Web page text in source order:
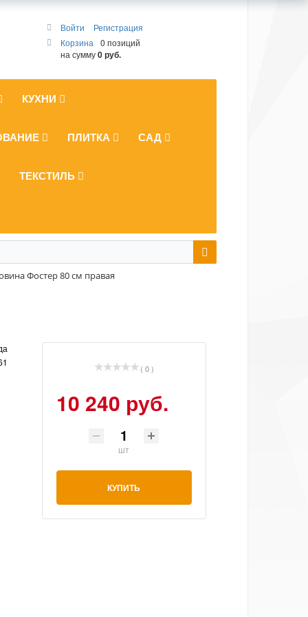
Войти
Регистрация
Корзина
0 позиций
на сумму0 руб.
КУХНИ
ПЛИТКА САД
ТЕКСТИЛЬ
Фостер 80 см правая
( 0 )
10 240 руб.
шт
КУПИТЬ